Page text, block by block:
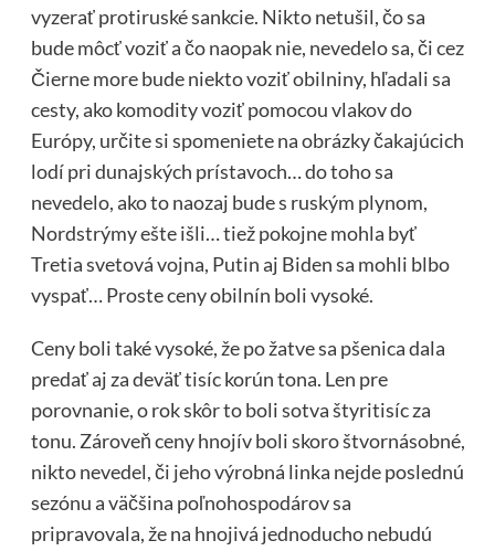
vyzerať protiruské sankcie. Nikto netušil, čo sa
bude môcť voziť a čo naopak nie, nevedelo sa, či cez
Čierne more bude niekto voziť obilniny, hľadali sa
cesty, ako komodity voziť pomocou vlakov do
Európy, určite si spomeniete na obrázky čakajúcich
lodí pri dunajských prístavoch… do toho sa
nevedelo, ako to naozaj bude s ruským plynom,
Nordstrýmy ešte išli… tiež pokojne mohla byť
Tretia svetová vojna, Putin aj Biden sa mohli blbo
vyspať… Proste ceny obilnín boli vysoké.
Ceny boli také vysoké, že po žatve sa pšenica dala
predať aj za deväť tisíc korún tona. Len pre
porovnanie, o rok skôr to boli sotva štyritisíc za
tonu. Zároveň ceny hnojív boli skoro štvornásobné,
nikto nevedel, či jeho výrobná linka nejde poslednú
sezónu a väčšina poľnohospodárov sa
pripravovala, že na hnojivá jednoducho nebudú